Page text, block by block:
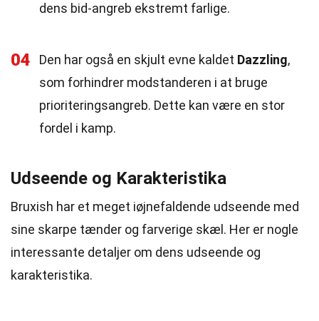
dens bid-angreb ekstremt farlige.
04 Den har også en skjult evne kaldet Dazzling,
som forhindrer modstanderen i at bruge
prioriteringsangreb. Dette kan være en stor
fordel i kamp.
Udseende og Karakteristika
Bruxish har et meget iøjnefaldende udseende med
sine skarpe tænder og farverige skæl. Her er nogle
interessante detaljer om dens udseende og
karakteristika.